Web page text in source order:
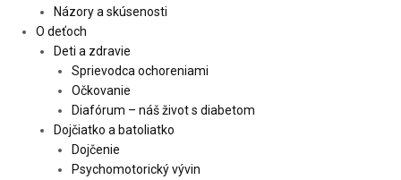
Názory a skúsenosti
O deťoch
Deti a zdravie
Sprievodca ochoreniami
Očkovanie
Diafórum – náš život s diabetom
Dojčiatko a batoliatko
Dojčenie
Psychomotorický vývin